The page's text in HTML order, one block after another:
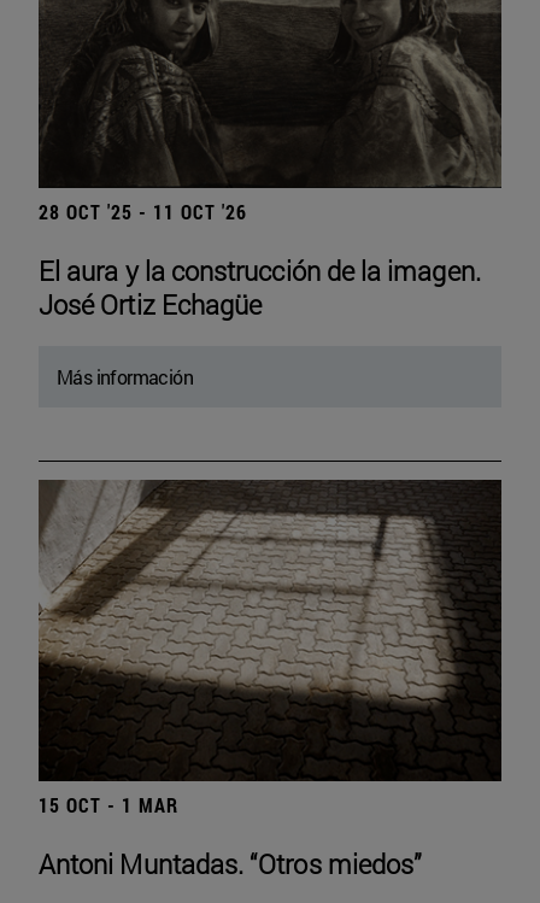
28 OCT '25 - 11 OCT '26
El aura y la construcción de la imagen.
José Ortiz Echagüe
Más información
15 OCT - 1 MAR
Antoni Muntadas. “Otros miedos”